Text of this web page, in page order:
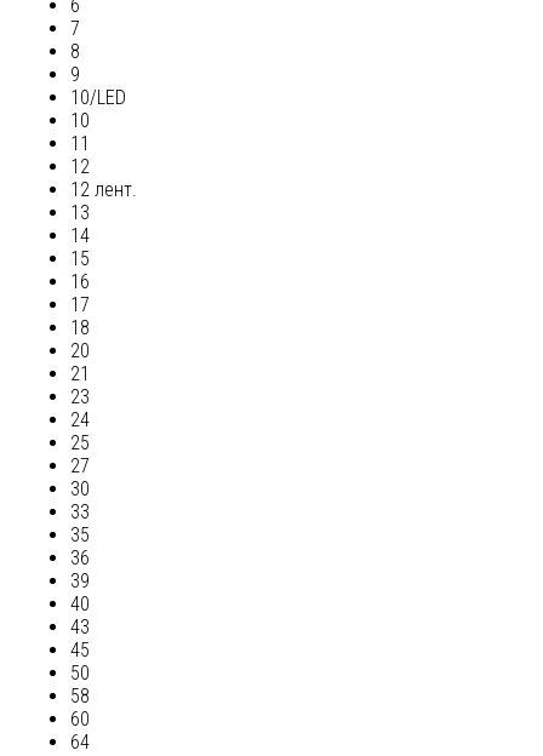
6
7
8
9
10/LED
10
11
12
12 лент.
13
14
15
16
17
18
20
21
23
24
25
27
30
33
35
36
39
40
43
45
50
58
60
64